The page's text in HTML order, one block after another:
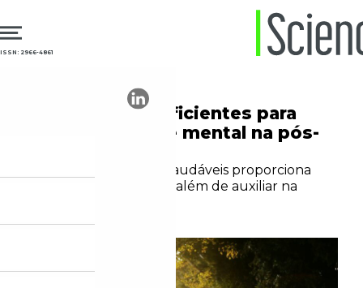
ISSN: 2966-4861
4 estratégias eficientes para
cuidar da saúde mental na pós-
A adoção de hábitos saudáveis proporciona
bem-estar emocional, além de auxiliar na